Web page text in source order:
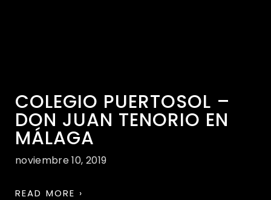
COLEGIO PUERTOSOL –
DON JUAN TENORIO EN
MÁLAGA
noviembre 10, 2019
READ MORE ›